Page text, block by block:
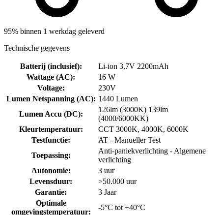
95% binnen 1 werkdag geleverd
Technische gegevens
Batterij (inclusief):
Li-ion 3,7V 2200mAh
Wattage (AC):
16 W
Voltage:
230V
Lumen Netspanning (AC): 1440 Lumen
Lumen Accu (DC):
126lm (3000K) 139lm
(4000/6000KK)
Kleurtemperatuur:
CCT 3000K, 4000K, 6000K
Testfunctie:
AT - Manueller Test
Toepassing:
Anti-paniekverlichting - Algemene
verlichting
Autonomie:
3 uur
Levensduur:
>50.000 uur
Garantie:
3 Jaar
Optimale
omgevingstemperatuur:
-5°C tot +40°C